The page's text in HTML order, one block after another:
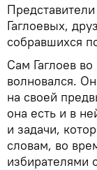
Гаглоевых,
собравшихся
Сам Гаглоев
волновался.
на своей
она есть и в
и задачи,
словам, во
избирателями